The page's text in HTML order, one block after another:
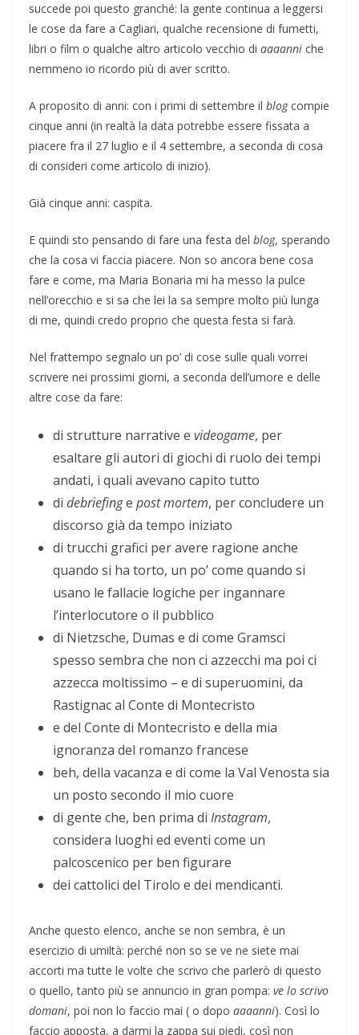
succede poi questo granché: la gente continua a leggersi
le cose da fare a Cagliari, qualche recensione di fumetti,
libri o film o qualche altro articolo vecchio di aaaanni che
nemmeno io ricordo più di aver scritto.
A proposito di anni: con i primi di settembre il blogcompie
cinque anni (in realtà la data potrebbe essere fissata a
piacere fra il 27 luglio e il 4 settembre, a seconda di cosa
di consideri come articolo di inizio).
Già cinque anni: caspita.
E quindi sto pensando di fare una festa del blog, sperando
che la cosa vi faccia piacere. Non so ancora bene cosa
fare e come, ma Maria Bonaria mi ha messo la pulce
nell’orecchio e si sa che lei la sa sempre molto più lunga
di me, quindi credo proprio che questa festa si farà.
Nel frattempo segnalo un po’ di cose sulle quali vorrei
scrivere nei prossimi giorni, a seconda dell’umore e delle
altre cose da fare:
di strutture narrative e videogame, per
esaltare gli autori di giochi di ruolo dei tempi
andati, i quali avevano capito tutto
di debriefinge post mortem, per concludere un
discorso già da tempo iniziato
di trucchi grafici per avere ragione anche
quando si ha torto, un po’ come quando si
usano le fallacie logiche per ingannare
l’interlocutore o il pubblico
di Nietzsche, Dumas e di come Gramsci
spesso sembra che non ci azzecchi ma poi ci
azzecca moltissimo – e di superuomini, da
Rastignac al Conte di Montecristo
e del Conte di Montecristo e della mia
ignoranza del romanzo francese
beh, della vacanza e di come la Val Venosta sia
un posto secondo il mio cuore
di gente che, ben prima di Instagram,
considera luoghi ed eventi come un
palcoscenico per ben figurare
dei cattolici del Tirolo e dei mendicanti.
Anche questo elenco, anche se non sembra, è un
esercizio di umiltà: perché non so se ve ne siete mai
accorti ma tutte le volte che scrivo che parlerò di questo
o quello, tanto più se annuncio in gran pompa: ve lo scrivo
domani, poi non lo faccio mai ( o dopo aaaanni). Così lo
faccio apposta, a darmi la zappa sui piedi, così non